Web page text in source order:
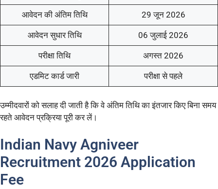
आवेदन की अंतिम तिथि 29 जून 2026
आवेदन सुधार तिथि 06 जुलाई 2026
परीक्षा तिथि अगस्त 2026
एडमिट कार्ड जारी परीक्षा से पहले
उम्मीदवारों को सलाह दी जाती है कि वे अंतिम तिथि का इंतजार किए बिना समय
रहते आवेदन प्रक्रिया पूरी कर लें।
Indian Navy Agniveer
Recruitment 2026 Application
Fee